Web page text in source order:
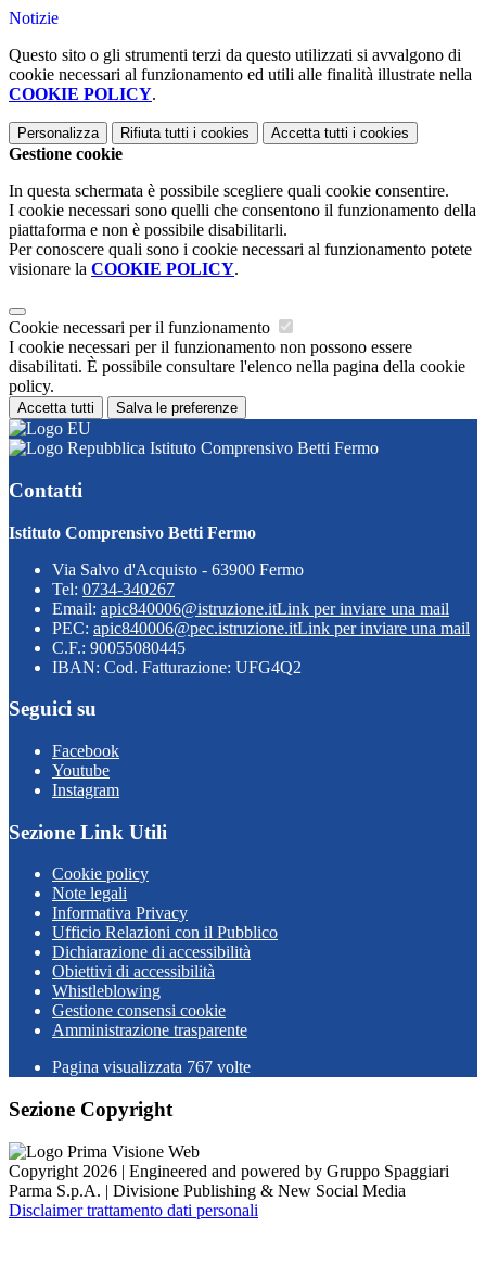
Notizie
Questo sito o gli strumenti terzi da questo utilizzati si avvalgono di
cookie necessari al funzionamento ed utili alle finalità illustrate nella
COOKIE POLICY.
Personalizza Rifiuta tutti i cookies Accetta tutti i cookies
Gestione cookie
In questa schermata è possibile scegliere quali cookie consentire.
I cookie necessari sono quelli che consentono il funzionamento della
piattaforma e non è possibile disabilitarli.
Per conoscere quali sono i cookie necessari al funzionamento potete
visionare la COOKIE POLICY.
Cookie necessari per il funzionamento
I cookie necessari per il funzionamento non possono essere
disabilitati. È possibile consultare l'elenco nella pagina della cookie
policy.
Accetta tutti Salva le preferenze
Istituto Comprensivo Betti Fermo
Contatti
Istituto Comprensivo Betti Fermo
Via Salvo d'Acquisto - 63900 Fermo
Tel: 0734-340267
Email: apic840006@istruzione.itLink per inviare una mail
PEC: apic840006@pec.istruzione.itLink per inviare una mail
C.F.: 90055080445
IBAN: Cod. Fatturazione: UFG4Q2
Seguici su
Facebook
Youtube
Instagram
Sezione Link Utili
Cookie policy
Note legali
Informativa Privacy
Ufficio Relazioni con il Pubblico
Dichiarazione di accessibilità
Obiettivi di accessibilità
Whistleblowing
Gestione consensi cookie
Amministrazione trasparente
Pagina visualizzata 767 volte
Sezione Copyright
Copyright 2026 | Engineered and powered by Gruppo Spaggiari
Parma S.p.A. | Divisione Publishing & New Social Media
Disclaimer trattamento dati personali